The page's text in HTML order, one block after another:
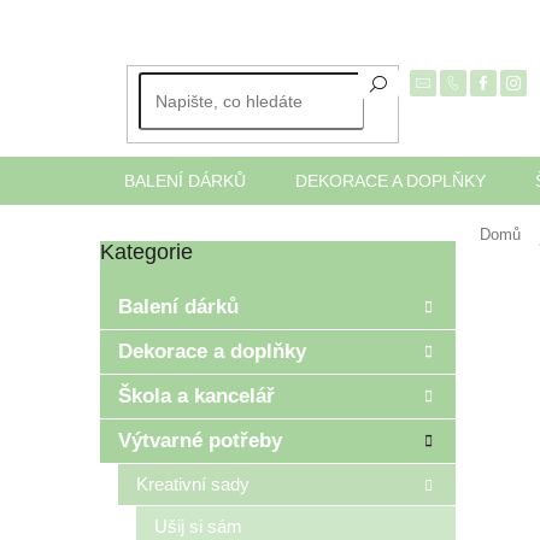
BALENÍ DÁRKŮ DEKORACE A DOPLŇKY
Domů
P
r
n
Přeskočit
Kategorie
Balení dárků
Dekorace a doplňky
Škola a kancelář
Výtvarné potřeby
Kreativní sady
Ušij si sám